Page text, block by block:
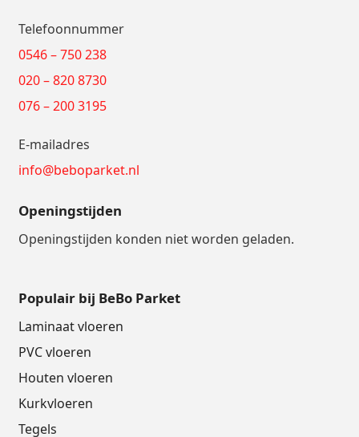
Telefoonnummer
0546 – 750 238
020 – 820 8730
076 – 200 3195
E-mailadres
info@beboparket.nl
Openingstijden
Openingstijden konden niet worden geladen.
Populair bij BeBo Parket
Laminaat vloeren
PVC vloeren
Houten vloeren
Kurkvloeren
Tegels